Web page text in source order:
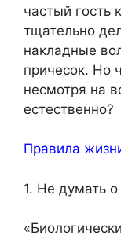
частый гость
тщательно
накладные
причесок. Но
несмотря на
естественно?
Правила
1. Не думать о